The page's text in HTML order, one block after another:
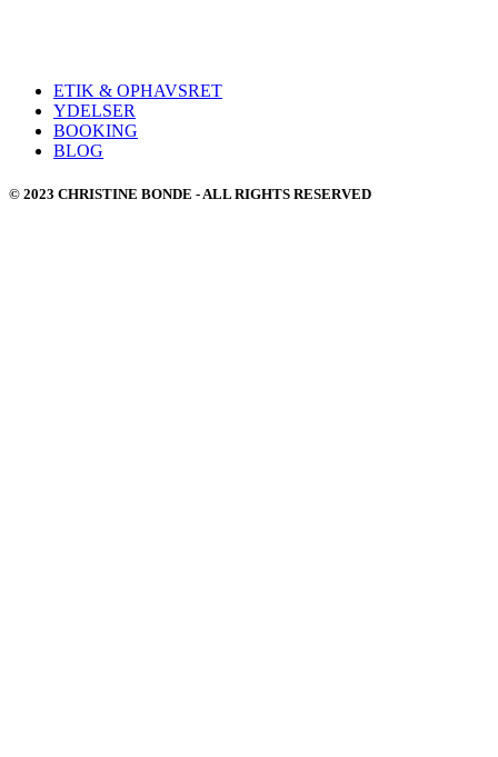
ETIK & OPHAVSRET
YDELSER
BOOKING
BLOG
© 2023 CHRISTINE BONDE - ALL RIGHTS RESERVED